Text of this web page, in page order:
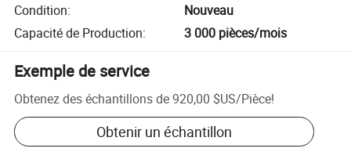
Condition:
Nouveau
Capacité de Production: 3 000 pièces/mois
Exemple de service
Obtenez des échantillons de920,00 $US/Pièce!
Obtenir un échantillon